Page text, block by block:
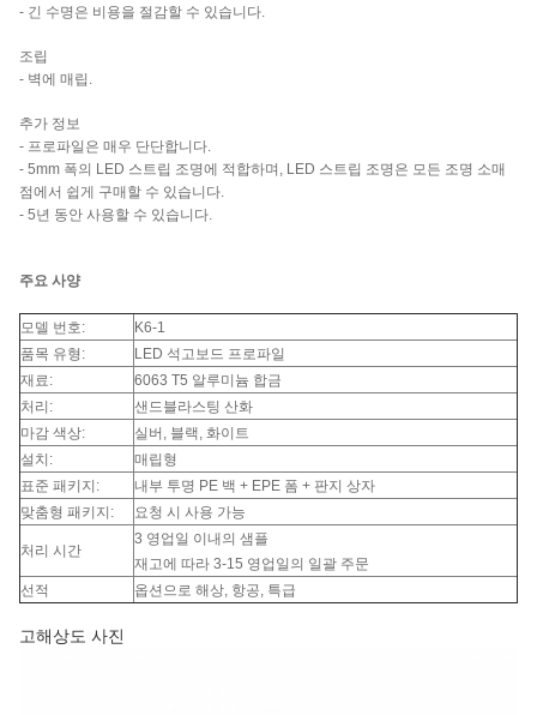
- 긴 수명은 비용을 절감할 수 있습니다.
조립
- 벽에 매립.
추가 정보
- 프로파일은 매우 단단합니다.
- 5mm 폭의 LED 스트립 조명에 적합하며, LED 스트립 조명은 모든 조명 소매
점에서 쉽게 구매할 수 있습니다.
- 5년 동안 사용할 수 있습니다.
주요 사양
모델 번호:
K6-1
품목 유형:
LED 석고보드 프로파일
재료:
6063 T5 알루미늄 합금
처리:
샌드블라스팅 산화
마감 색상:
실버, 블랙, 화이트
설치:
매립형
표준 패키지:
내부 투명 PE 백 + EPE 폼 + 판지 상자
맞춤형 패키지:
요청 시 사용 가능
처리 시간
3 영업일 이내의 샘플
재고에 따라 3-15 영업일의 일괄 주문
선적
옵션으로 해상, 항공, 특급
고해상도 사진